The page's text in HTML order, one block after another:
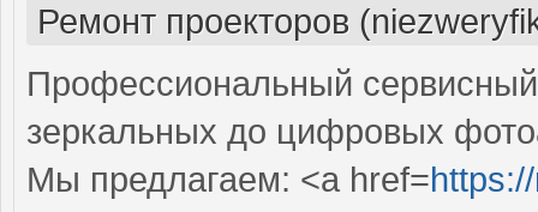
Ремонт проекторов
Профессиональный
зеркальных до цифровых
Мы предлагаем: <a href=